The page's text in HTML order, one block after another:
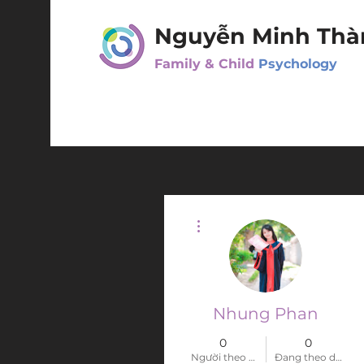
Nguyễn Minh
Family & Child Psychology
Nhung Phan
0
Người theo dõi
0
Đang theo dõi